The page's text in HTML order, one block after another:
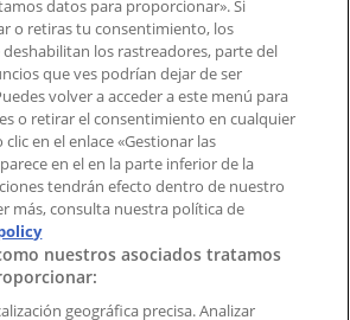
datos para proporcionar». Si
o retiras tu consentimiento, los
deshabilitan los rastreadores, parte del
que ves podrían dejar de ser
volver a acceder a este menú para
o retirar el consentimiento en cualquier
en el enlace «Gestionar las
en el en la parte inferior de la
tendrán efecto dentro de nuestro
más, consulta nuestra política de
nuestros asociados tratamos
geográfica precisa. Analizar